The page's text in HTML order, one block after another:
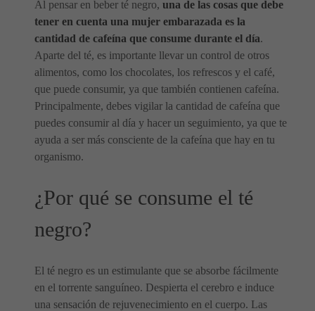
Al pensar en beber té negro, una de las cosas que debe
tener en cuenta una mujer embarazada es la
cantidad de cafeína que consume durante el día.
Aparte del té, es importante llevar un control de otros
alimentos, como los chocolates, los refrescos y el café,
que puede consumir, ya que también contienen cafeína.
Principalmente, debes vigilar la cantidad de cafeína que
puedes consumir al día y hacer un seguimiento, ya que te
ayuda a ser más consciente de la cafeína que hay en tu
organismo.
¿Por qué se consume el té
negro?
El té negro es un estimulante que se absorbe fácilmente
en el torrente sanguíneo. Despierta el cerebro e induce
una sensación de rejuvenecimiento en el cuerpo. Las